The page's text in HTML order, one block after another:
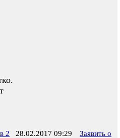
2 28.02.2017 09:29
Заявить о